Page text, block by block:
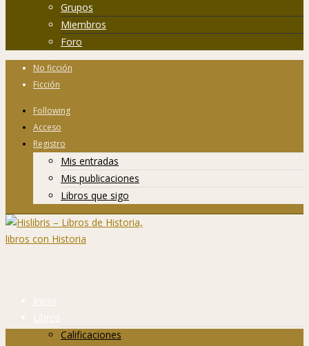
Grupos
Miembros
Foro
No ficción
Ficción
Following
Acceso
Registro
Mis entradas
Mis publicaciones
Libros que sigo
Inicio
Libros
Calificaciones